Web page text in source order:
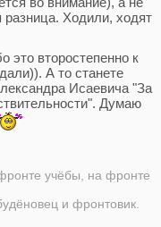
Ходили, ходят
это второстепенно к
А то станете
Исаевича "За
Думаю
учёбы, на фронте
и фронтовик.